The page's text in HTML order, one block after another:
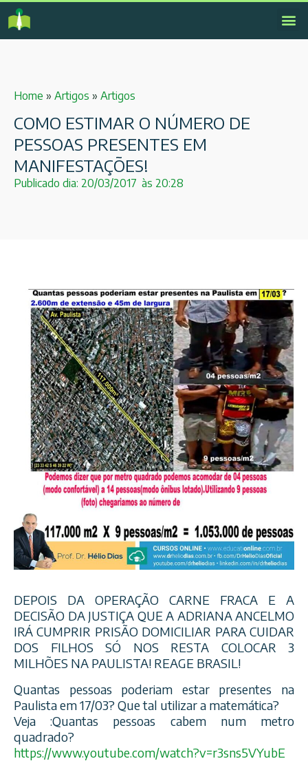
Home » Artigos » Artigos
COMO ESTIMAR O NÚMERO DE
PESSOAS PRESENTES EM
MANIFESTAÇÕES!
Publicado dia: 20/03/2017 às 20:28
DEPOIS DA OPERAÇÃO CARNE FRACA E A
DECISÃO DA JUSTIÇA QUE A ADRIANA ANCELMO
IRÁ CUMPRIR PRISÃO DOMICILIAR PARA CUIDAR
DOS FILHOS SÓ NOS RESTA COLOCAR 3
MILHÕES NA PAULISTA! REAGE BRASIL!
Quantas pessoas poderiam estar presentes na
Paulista em 17/03? Que tal utilizar a matemática?
Veja :Quantas pessoas cabem num metro
quadrado?
https://www.youtube.com/watch?v=r3sns5VYubE